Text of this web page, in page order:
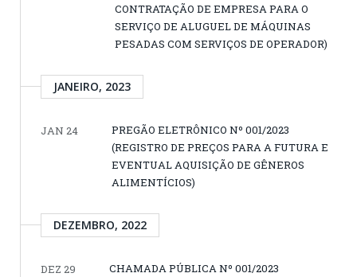
CONTRATAÇÃO DE EMPRESA PARA O
SERVIÇO DE ALUGUEL DE MÁQUINAS
PESADAS COM SERVIÇOS DE OPERADOR)
JANEIRO, 2023
JAN 24
PREGÃO ELETRÔNICO Nº 001/2023
(REGISTRO DE PREÇOS PARA A FUTURA E
EVENTUAL AQUISIÇÃO DE GÊNEROS
ALIMENTÍCIOS)
DEZEMBRO, 2022
DEZ 29
CHAMADA PÚBLICA Nº 001/2023